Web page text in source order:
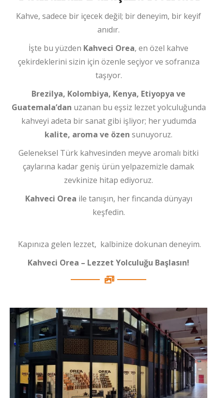
Kahve, sadece bir içecek değil; bir deneyim, bir keyif
anıdır.
İşte bu yüzden Kahveci Orea, en özel kahve
çekirdeklerini sizin için özenle seçiyor ve sofranıza
taşıyor.
Brezilya, Kolombiya, Kenya, Etiyopya ve
Guatemala’dan uzanan bu eşsiz lezzet yolculuğunda
kahveyi adeta bir sanat gibi işliyor; her yudumda
kalite, aroma ve özen sunuyoruz.
Geleneksel Türk kahvesinden meyve aromalı bitki
çaylarına kadar geniş ürün yelpazemizle damak
zevkinize hitap ediyoruz.
Kahveci Orea ile tanışın, her fincanda dünyayı
keşfedin.
Kapınıza gelen lezzet, kalbinize dokunan deneyim.
Kahveci Orea – Lezzet Yolculuğu Başlasın!